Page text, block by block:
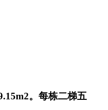
。每栋二梯五